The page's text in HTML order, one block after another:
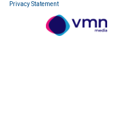
Privacy Statement